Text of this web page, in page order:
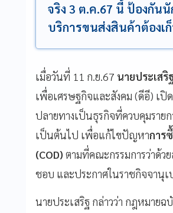
จริง 3 ต.ค.67 นี้ ป้องกัน
บริการขนส่งสินค้าต้องเ
เมื่อวันที่ 11 ก.ย.67 นายประเส
เพื่อเศรษฐกิจและสังคม (ดีอี) เปิ
ปลายทางเป็นธุรกิจที่ควบคุมราย
เป็นต้นไป เพื่อแก้ไขปัญหาการ
(COD) ตามที่คณะกรรมการว่าด้ว
ชอบ และประกาศในราชกิจจานุ
นายประเสริฐ กล่าวว่า กฎหมาย